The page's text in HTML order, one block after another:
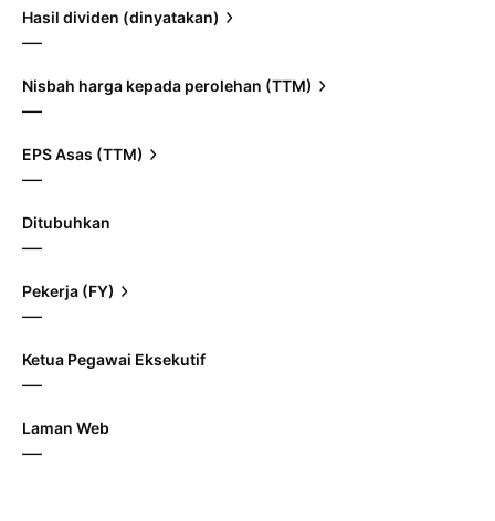
Hasil dividen (dinyatakan)
—
Nisbah harga kepada perolehan (TTM)
—
EPS Asas (TTM)
—
Ditubuhkan
—
Pekerja (FY)
—
Ketua Pegawai Eksekutif
—
Laman Web
—